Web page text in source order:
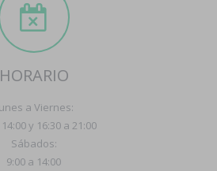
HORARIO
a Viernes:
y 16:30 a 21:00
Sábados:
9:00 a 14:00